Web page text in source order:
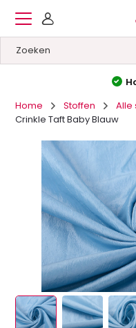
Hoge
Home
Stoffen
Alle
Crinkle Taft Baby Blauw